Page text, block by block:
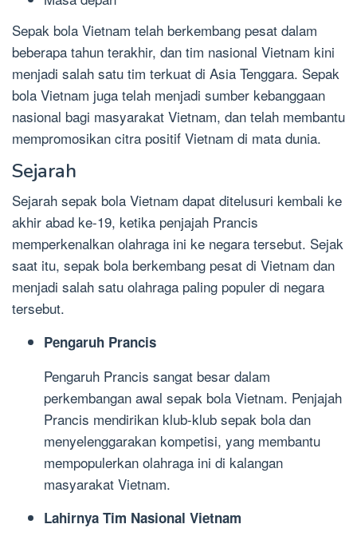
Sepak bola Vietnam telah berkembang pesat dalam
beberapa tahun terakhir, dan tim nasional Vietnam kini
menjadi salah satu tim terkuat di Asia Tenggara. Sepak
bola Vietnam juga telah menjadi sumber kebanggaan
nasional bagi masyarakat Vietnam, dan telah membantu
mempromosikan citra positif Vietnam di mata dunia.
Sejarah
Sejarah sepak bola Vietnam dapat ditelusuri kembali ke
akhir abad ke-19, ketika penjajah Prancis
memperkenalkan olahraga ini ke negara tersebut. Sejak
saat itu, sepak bola berkembang pesat di Vietnam dan
menjadi salah satu olahraga paling populer di negara
tersebut.
Pengaruh Prancis
Pengaruh Prancis sangat besar dalam
perkembangan awal sepak bola Vietnam. Penjajah
Prancis mendirikan klub-klub sepak bola dan
menyelenggarakan kompetisi, yang membantu
mempopulerkan olahraga ini di kalangan
masyarakat Vietnam.
Lahirnya Tim Nasional Vietnam